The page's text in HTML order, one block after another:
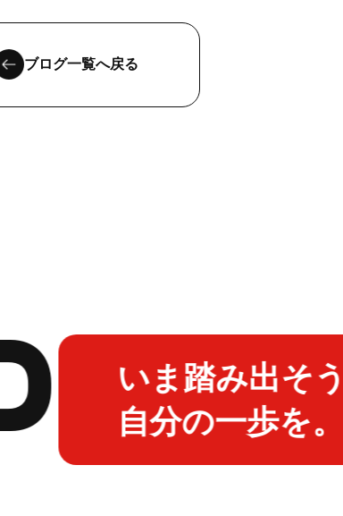
ブログ一覧へ戻る
いま踏み出そう!
自分の一歩を。